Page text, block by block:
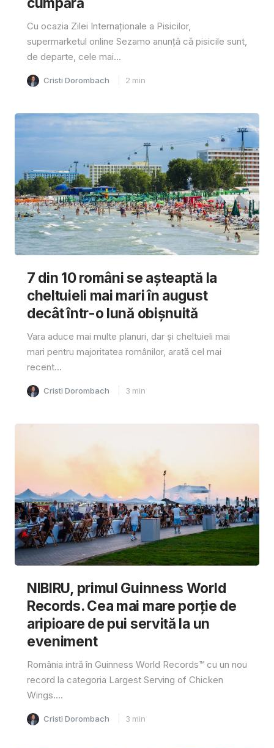
Cu ocazia Zilei Internaționale a Pisicilor,
supermarketul online Sezamo anunță că pisicile sunt,
de departe, cele mai...
Cristi Dorombach 2 min
7 din 10 români se așteaptă la
cheltuieli mai mari în august
decât într-o lună obișnuită
Vara aduce mai multe planuri, dar și cheltuieli mai
mari pentru majoritatea românilor, arată cel mai
recent...
Cristi Dorombach 3 min
NIBIRU, primul Guinness World
Records. Cea mai mare porție de
aripioare de pui servită la un
eveniment
România intră în Guinness World Records™️ cu un nou
record la categoria Largest Serving of Chicken
Wings....
Cristi Dorombach 3 min